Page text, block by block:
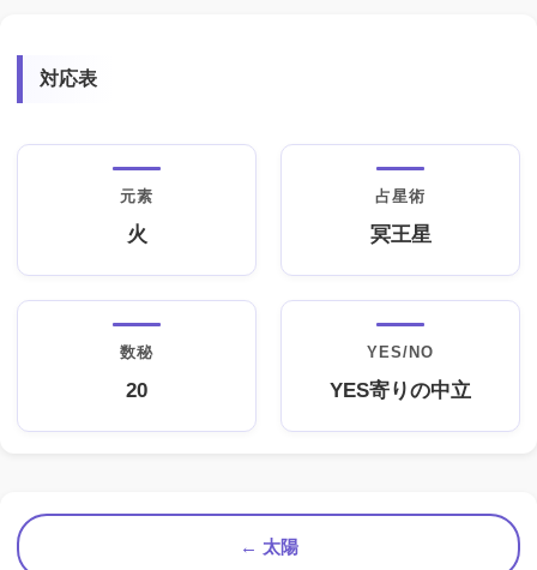
対応表
元素
火
占星術
冥王星
数秘
20
YES/NO
YES寄りの中立
← 太陽